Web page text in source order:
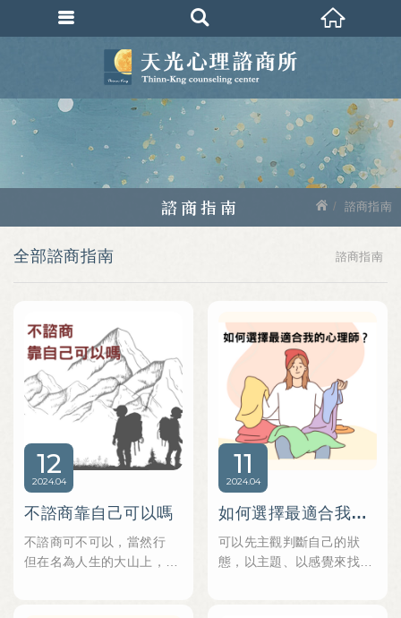
諮商指南 諮商指南
全部諮商指南 諮商指南
12
04
2024
不諮商靠自己可以嗎
不諮商可不可以，當然行
但在名為人生的大山上，隱
11
04
2024
如何選擇最適合我的心理師
可以先主觀判斷自己的狀
態，以主題、以感覺來找適